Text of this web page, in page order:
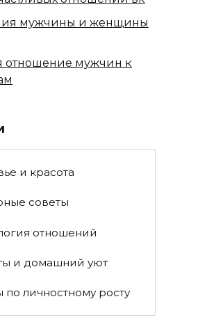
мужчины и женщины
отношение мужчин к
и красота
советы
отношений
и домашний уют
по личностному росту